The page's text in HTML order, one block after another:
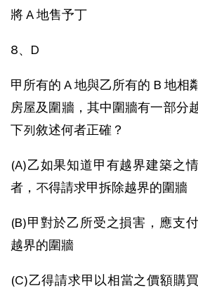
將 A 地售予丁
8、D
甲所有的 A 地與乙所有的 B 地相
房屋及圍牆，其中圍牆有一部分
下列敘述何者正確？
(A)乙如果知道甲有越界建築之
者，不得請求甲拆除越界的圍牆
(B)甲對於乙所受之損害，應支
越界的圍牆
(C)乙得請求甲以相當之價額購